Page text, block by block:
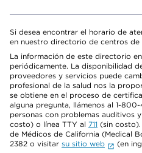
Si desea encontrar el horario de
en nuestro directorio de centros de
La información de este directorio
periódicamente. La disponibilidad
proveedores y servicios puede
profesional de la salud nos la
se obtiene en el proceso de
alguna pregunta, llámenos al 1-
personas con problemas auditivos
costo) o línea TTY al 711 (sin costo).
de Médicos de California (Medical
2382 o visitar su sitio web
(en